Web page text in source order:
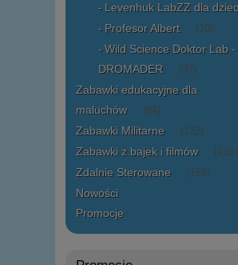
Levenhuk LabZZ dla
Profesor Albert (10)
Wild Science Doktor Lab -
DROMADER
(37)
Zabawki edukacyjne dla
maluchów
(84)
Zabawki Militarne (122)
Zabawki z bajek i filmów
Zdalnie Sterowane (159)
Nowości
Promocje